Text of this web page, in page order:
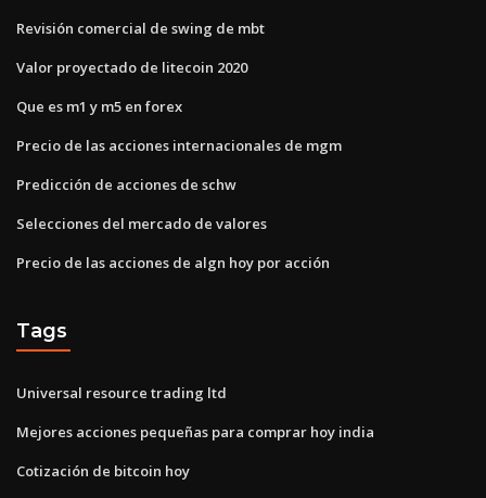
Revisión comercial de swing de mbt
Valor proyectado de litecoin 2020
Que es m1 y m5 en forex
Precio de las acciones internacionales de mgm
Predicción de acciones de schw
Selecciones del mercado de valores
Precio de las acciones de algn hoy por acción
Tags
Universal resource trading ltd
Mejores acciones pequeñas para comprar hoy india
Cotización de bitcoin hoy